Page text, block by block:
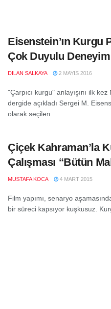
Eisenstein’ın Kurgu
Çok Duyulu Deneyim
DILAN SALKAYA 2 MAYIS 2016
"Çarpıcı kurgu" anlayışını ilk
dergide açıkladı Sergei M.
olarak seçilen ...
Çiçek Kahraman’la
Çalışması “Bütün
MUSTAFA KOCA 4 MART 2015
Film yapımı, senaryo
bir süreci kapsıyor kuşkusuz.